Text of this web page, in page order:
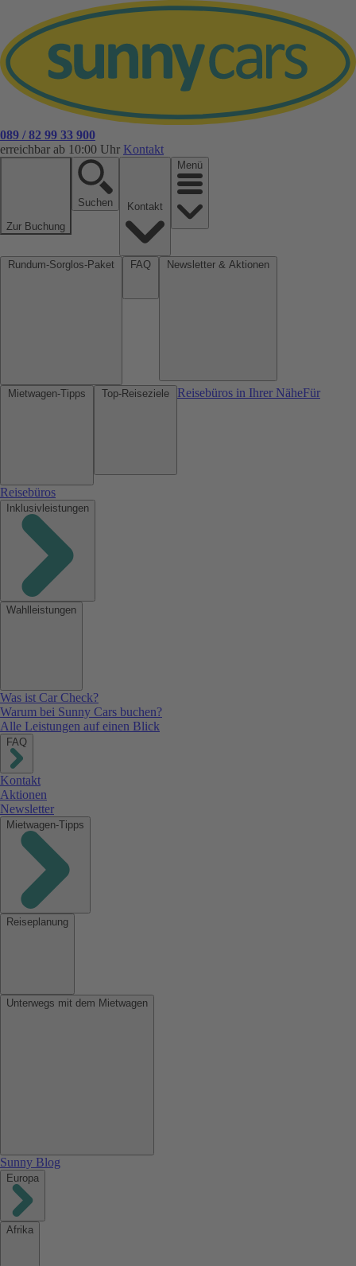
089 / 82 99 33 900
erreichbar ab 10:00 Uhr Kontakt
Zur Buchung
Suchen
Menü
Reisebüros in Ihrer NäheFür
Reisebüros
Inklusivleistungen
Wahlleistungen
Was ist Car Check?
Warum bei Sunny Cars buchen?
Alle Leistungen auf einen Blick
FAQ
Kontakt
Aktionen
Newsletter
Mietwagen-Tipps
Reiseplanung
Unterwegs mit dem Mietwagen
Sunny Blog
Europa
Afrika